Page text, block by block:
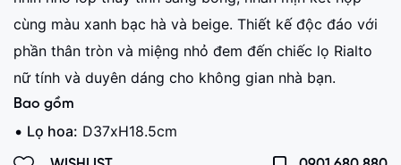
cùng màu xanh bạc hà và beige. Thiết kế độc đáo với
phần thân tròn và miệng nhỏ đem đến chiếc lọ Rialto
nữ tính và duyên dáng cho không gian nhà bạn.
Bao gồm
Lọ hoa: D37xH18.5cm